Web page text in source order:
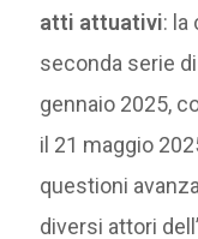
atti attuativi: la
seconda serie
gennaio 2025,
il 21 maggio
questioni
diversi attori